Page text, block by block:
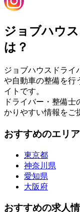
ジョブハウ
は？
ジョブハウスドライ
や自動車の整備を行
イトです。
ドライバー・整備
かりやすい情報をご
おすすめのエリア
東京都
神奈川県
愛知県
大阪府
おすすめの求人